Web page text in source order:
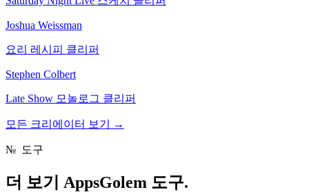
Joshua Weissman
요리 레시피 클리퍼
Stephen Colbert
Late Show 모놀로그 클리퍼
모든 크리에이터 보기 →
№ 도구
더 보기 AppsGolem 도구.